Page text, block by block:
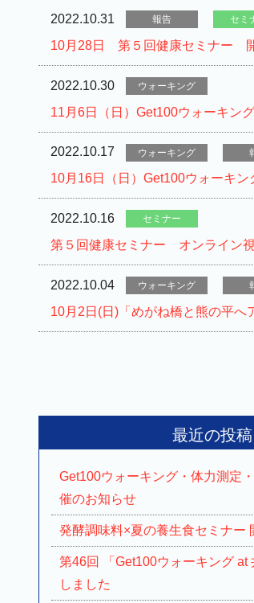
2022.10.31 報告 セミ
10月28日 第５回健康セミナー 開
2022.10.30 ウォーキング
11月6日（日）Get100ウォーキン
2022.10.17 ウォーキング
10月16日（日）Get100ウォーキン
2022.10.16 セミナー
第５回健康セミナー オンライン
2022.10.04 ウォーキング
10月2日(日)「めがね橋と熊の平へ
最近の投稿
Get100ウォーキング・体力測定
催のお知らせ
発酵調味料×夏の養生食セミナー
第46回 「Get100ウォーキング at
しました